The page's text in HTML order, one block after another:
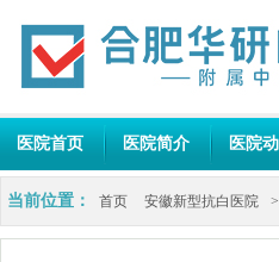
医院首页 医院简介 医院
当前位置： 首页 安徽新型抗白医院 >